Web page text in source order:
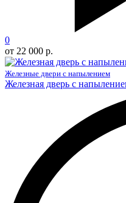
0
от 22 000 р.
Железные двери с напылением
Железная дверь с